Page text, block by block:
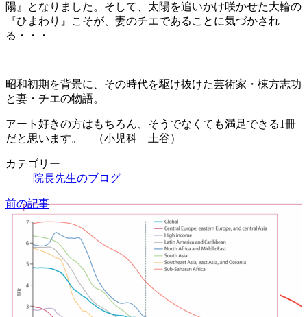
陽』となりました。そして、太陽を追いかけ咲かせた大輪の
『ひまわり』こそが、妻のチエであることに気づかされ
る・・・
昭和初期を背景に、その時代を駆け抜けた芸術家・棟方志功
と妻・チエの物語。
アート好きの方はもちろん、そうでなくても満足できる1冊
だと思います。 （小児科 土谷）
カテゴリー
院長先生のブログ
前の記事